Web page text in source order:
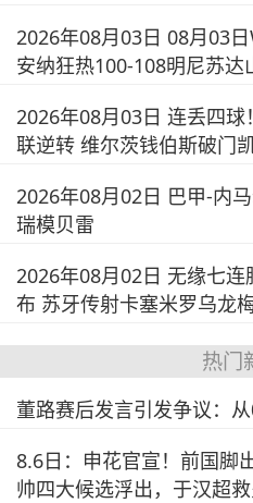
2026年08月03日 08月03
安纳狂热100-108明尼苏达
2026年08月03日 连丢四
联逆转 维尔茨钱伯斯破门
2026年08月02日 巴甲-内
瑞模贝雷
2026年08月02日 无缘七
布 苏牙传射卡塞米罗乌龙
热门
董路赛后发言引发争议：
8.6日：申花官宣！前国脚
帅四大候选浮出，于汉超救